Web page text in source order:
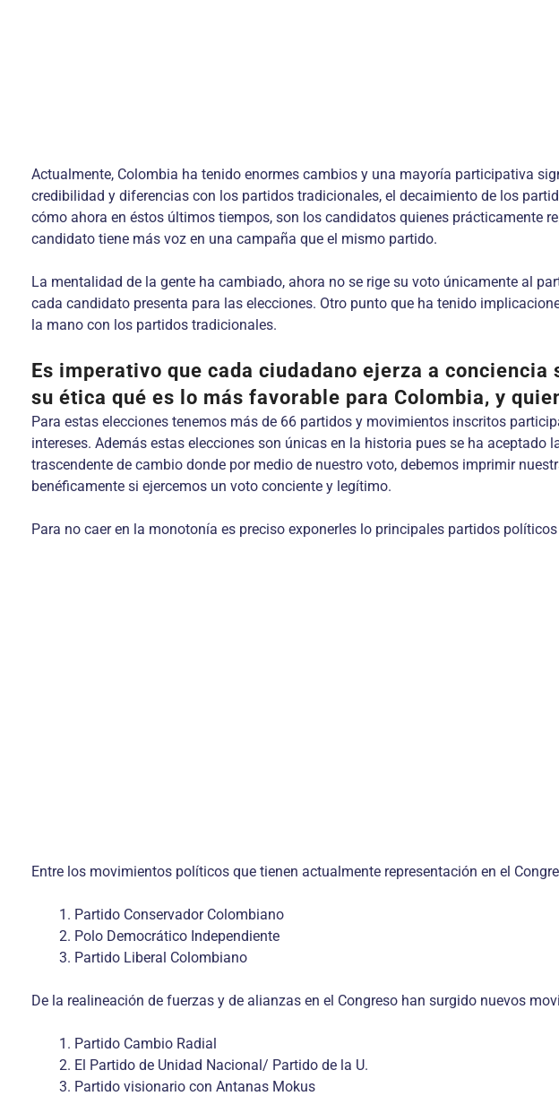
Actualmente, Colombia ha tenido enormes cambios y una mayoría participativa
credibilidad y diferencias con los partidos tradicionales, el decaimiento de los
cómo ahora en éstos últimos tiempos, son los candidatos quienes prácticamente
candidato tiene más voz en una campaña que el mismo partido.
La mentalidad de la gente ha cambiado, ahora no se rige su voto únicamente al
cada candidato presenta para las elecciones. Otro punto que ha tenido
la mano con los partidos tradicionales.
Es imperativo que cada ciudadano ejerza a
su ética qué es lo más favorable para Colombia, y
Para estas elecciones tenemos más de 66 partidos y movimientos inscritos
intereses. Además estas elecciones son únicas en la historia pues se ha
trascendente de cambio donde por medio de nuestro voto, debemos imprimir
benéficamente si ejercemos un voto conciente y legítimo.
Para no caer en la monotonía es preciso exponerles lo principales partidos
Entre los movimientos políticos que tienen actualmente representación en el
Partido Conservador Colombiano
Polo Democrático Independiente
Partido Liberal Colombiano
De la realineación de fuerzas y de alianzas en el Congreso han surgido nuevos
Partido Cambio Radial
El Partido de Unidad Nacional/ Partido de la U.
Partido visionario con Antanas Mokus